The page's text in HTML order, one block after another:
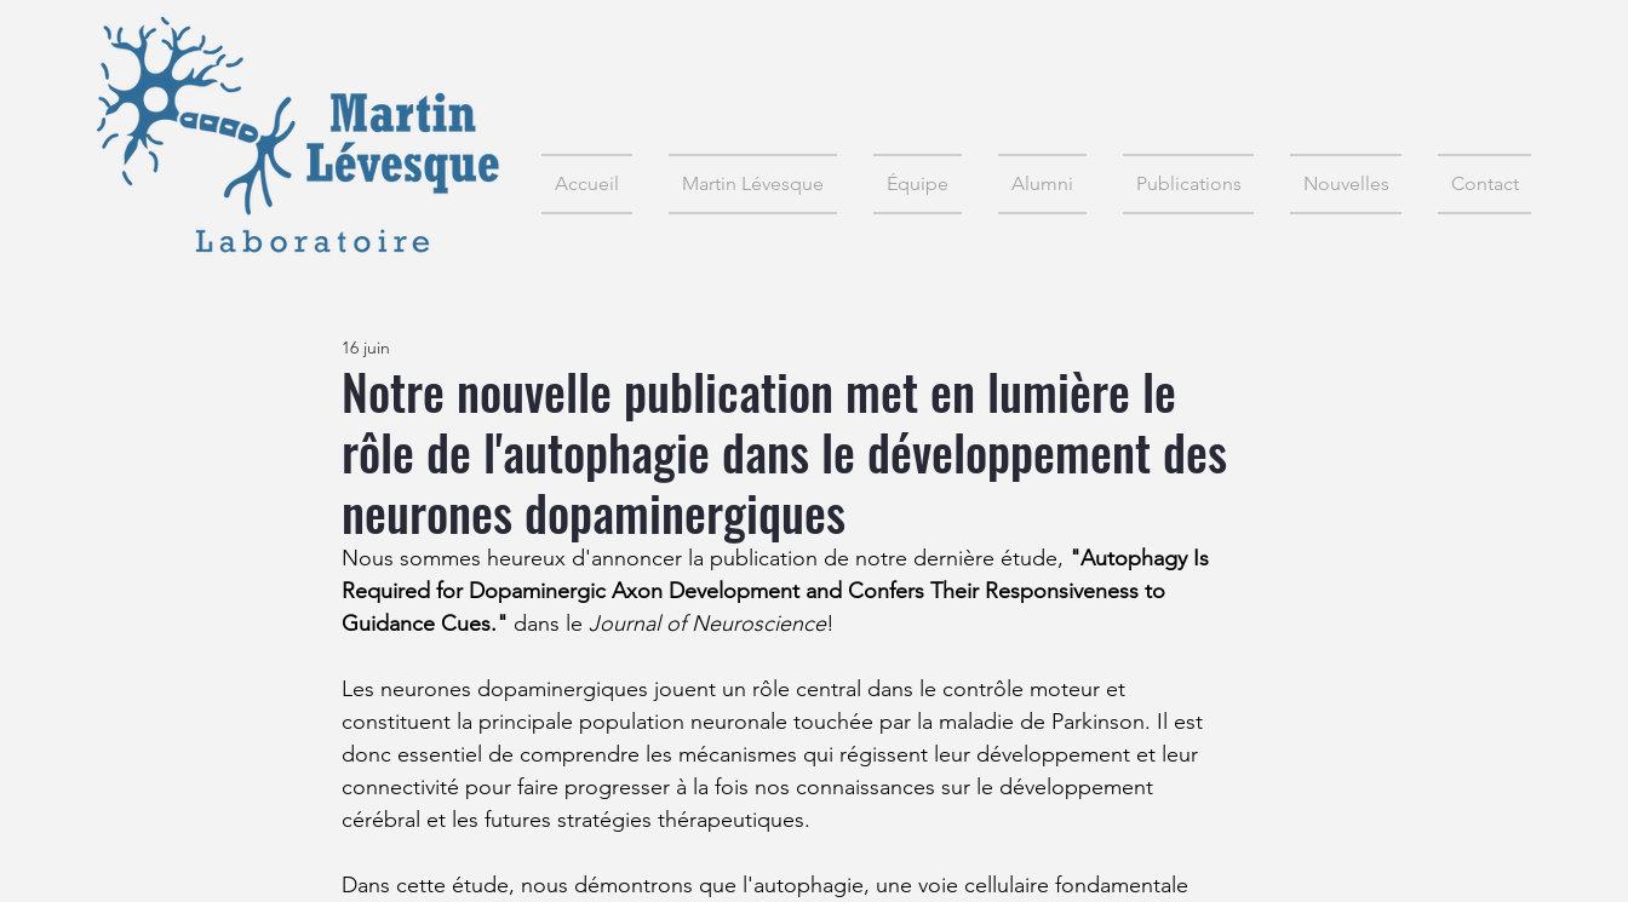
Accueil Martin Lévesque Équipe Alumni Publications Nouvelles Contact
Notre nouvelle publication met en lumière le
rôle de l'autophagie dans le développement des
neurones dopaminergiques
16 juin
Nous sommes heureux d'annoncer la publication de notre dernière étude, "Autophagy Is
Required for Dopaminergic Axon Development and Confers Their Responsiveness to
Guidance Cues." dans le Journal of Neuroscience!
Les neurones dopaminergiques jouent un rôle central dans le contrôle moteur et
constituent la principale population neuronale touchée par la maladie de Parkinson. Il est
donc essentiel de comprendre les mécanismes qui régissent leur développement et leur
connectivité pour faire progresser à la fois nos connaissances sur le développement
cérébral et les futures stratégies thérapeutiques.
Dans cette étude, nous démontrons que l'autophagie, une voie cellulaire fondamentale